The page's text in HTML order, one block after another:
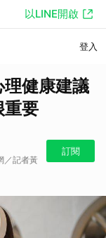
以LINE開啟
登入
健康建議
要
／記者黃
訂閱